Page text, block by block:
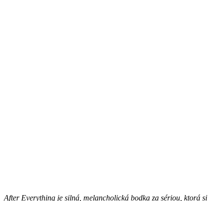
After Everything je silná, melancholická bodka za sériou, ktorá si